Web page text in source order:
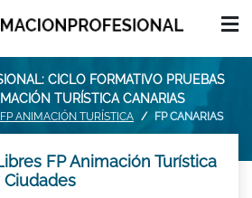
CICLO FORMATIVO PRUEBAS
TURÍSTICA CANARIAS
ANIMACIÓN TURÍSTICA FP CANARIAS
FP Animación Turística